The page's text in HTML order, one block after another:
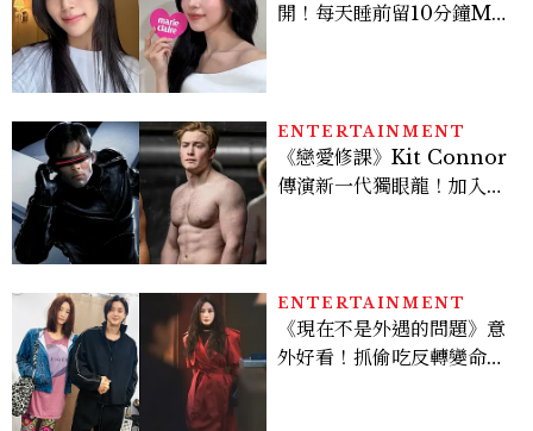
開！每天睡前留10分鐘ME
ENTERTAINMENT
《戀愛修課》Kit Connor
傳演新一代獨眼龍！加入新
ENTERTAINMENT
《現在不是外遇的問題》意
外好看！抓偷吃反轉變命